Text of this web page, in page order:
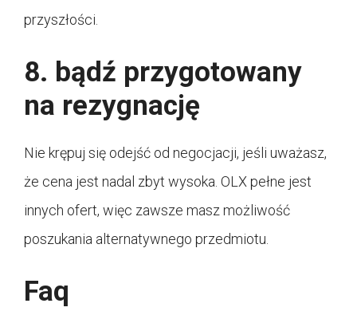
przyszłości.
8. bądź przygotowany
na rezygnację
Nie krępuj się odejść od negocjacji, jeśli uważasz,
że cena jest nadal zbyt wysoka. OLX pełne jest
innych ofert, więc zawsze masz możliwość
poszukania alternatywnego przedmiotu.
Faq